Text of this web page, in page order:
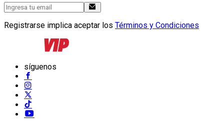
Registrarse implica aceptar los Términos y Condiciones
síguenos